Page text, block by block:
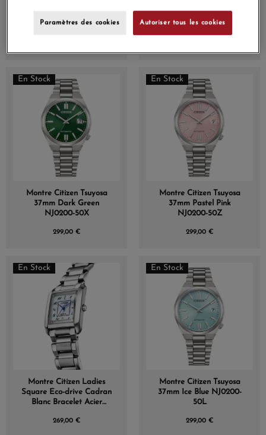
29.5mm
83A Acier inoxydable
Blanc 29.5mm
En Stock
Montre Citizen Tsuyosa
37mm Dark Green
NJ0200-50X
299,00 €
En Stock
Montre Citizen Tsuyosa
37mm Pastel Pink
NJ0200-50Z
299,00 €
En Stock
Montre Citizen Ladies
Square Eco-drive Cadran
Blanc Bracelet Acier
269,00 €
En Stock
Montre Citizen Tsuyosa
37mm Ice Blue NJ0200-
50L
299,00 €
Paramètres des cookies Autoriser tous les cookies